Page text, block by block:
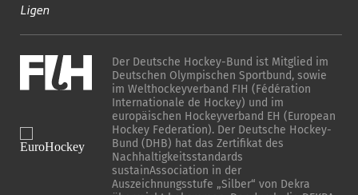
Ligen
Der Deutsche Hockey-Bund ist Mitglied im
Deutschen Olympischen Sportbund, sowie
im Welthockeyverband FIH (Fédération
Internationale de Hockey) und im
europäischen Hockeyverband EH (European
Hockey Federation). Der Deutsche Hockey-
Bund (DHB) hat das Zertifikat des
Nachhaltigkeitsstandards
sustainAssociation in der
Auszeichnungsstufe „Silber“ von Dekra